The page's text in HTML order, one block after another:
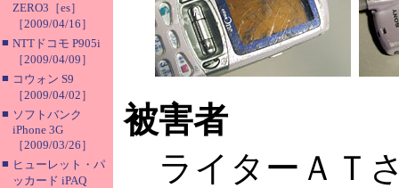
ZERO3［es］
［2009/04/16］
■ NTTドコモ P905i
［2009/04/09］
■ コウォン S9
［2009/04/02］
■ ソフトバンク
iPhone 3G
［2009/03/26］
■ ヒューレット・パ
ッカード iPAQ
被害者
ライターＡＴ